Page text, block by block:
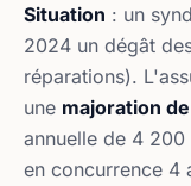
Situation : un
2024 un dégât
réparations).
une majoration
annuelle de 4
en concurrence 4